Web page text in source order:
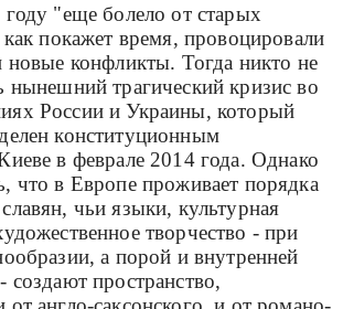
"еще болело от старых
покажет время, провоцировали
конфликты. Тогда никто не
нынешний трагический кризис во
России и Украины, который
конституционным
в феврале 2014 года. Однако
что в Европе проживает порядка
чьи языки, культурная
творчество - при
а порой и внутренней
создают пространство,